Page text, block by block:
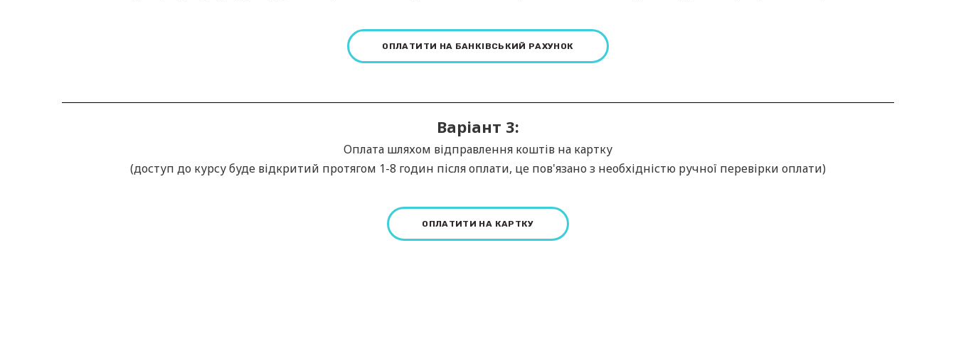
ОПЛАТИТИ НА БАНКІВСЬКИЙ РАХУНОК
Варіант 3:
Оплата шляхом відправлення коштів на картку
(доступ до курсу буде відкритий протягом 1-8 годин після оплати, це пов'язано з необхідністю ручної перевірки оплати)
ОПЛАТИТИ НА КАРТКУ